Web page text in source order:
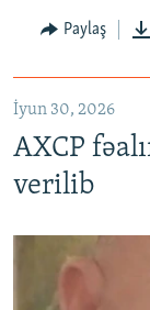
Paylaş
İyun 30, 2026
AXCP
verilib